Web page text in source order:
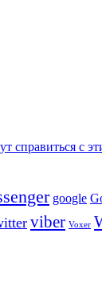
справиться с
google
viber Voxer